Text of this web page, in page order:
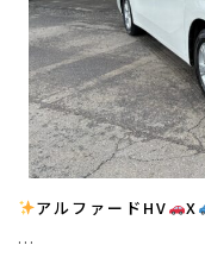
アルファードHV X
…